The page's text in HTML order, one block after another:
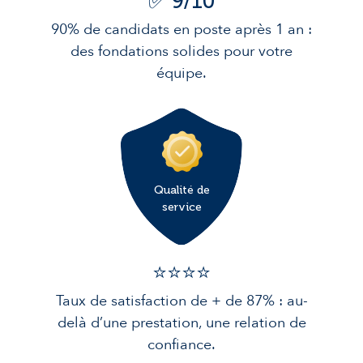
90% de candidats en poste après 1 an :
des fondations solides pour votre
équipe.
Qualité de
service
⭐️⭐️⭐️️⭐️️
Taux de satisfaction de + de 87% : au-
delà d’une prestation, une relation de
confiance.